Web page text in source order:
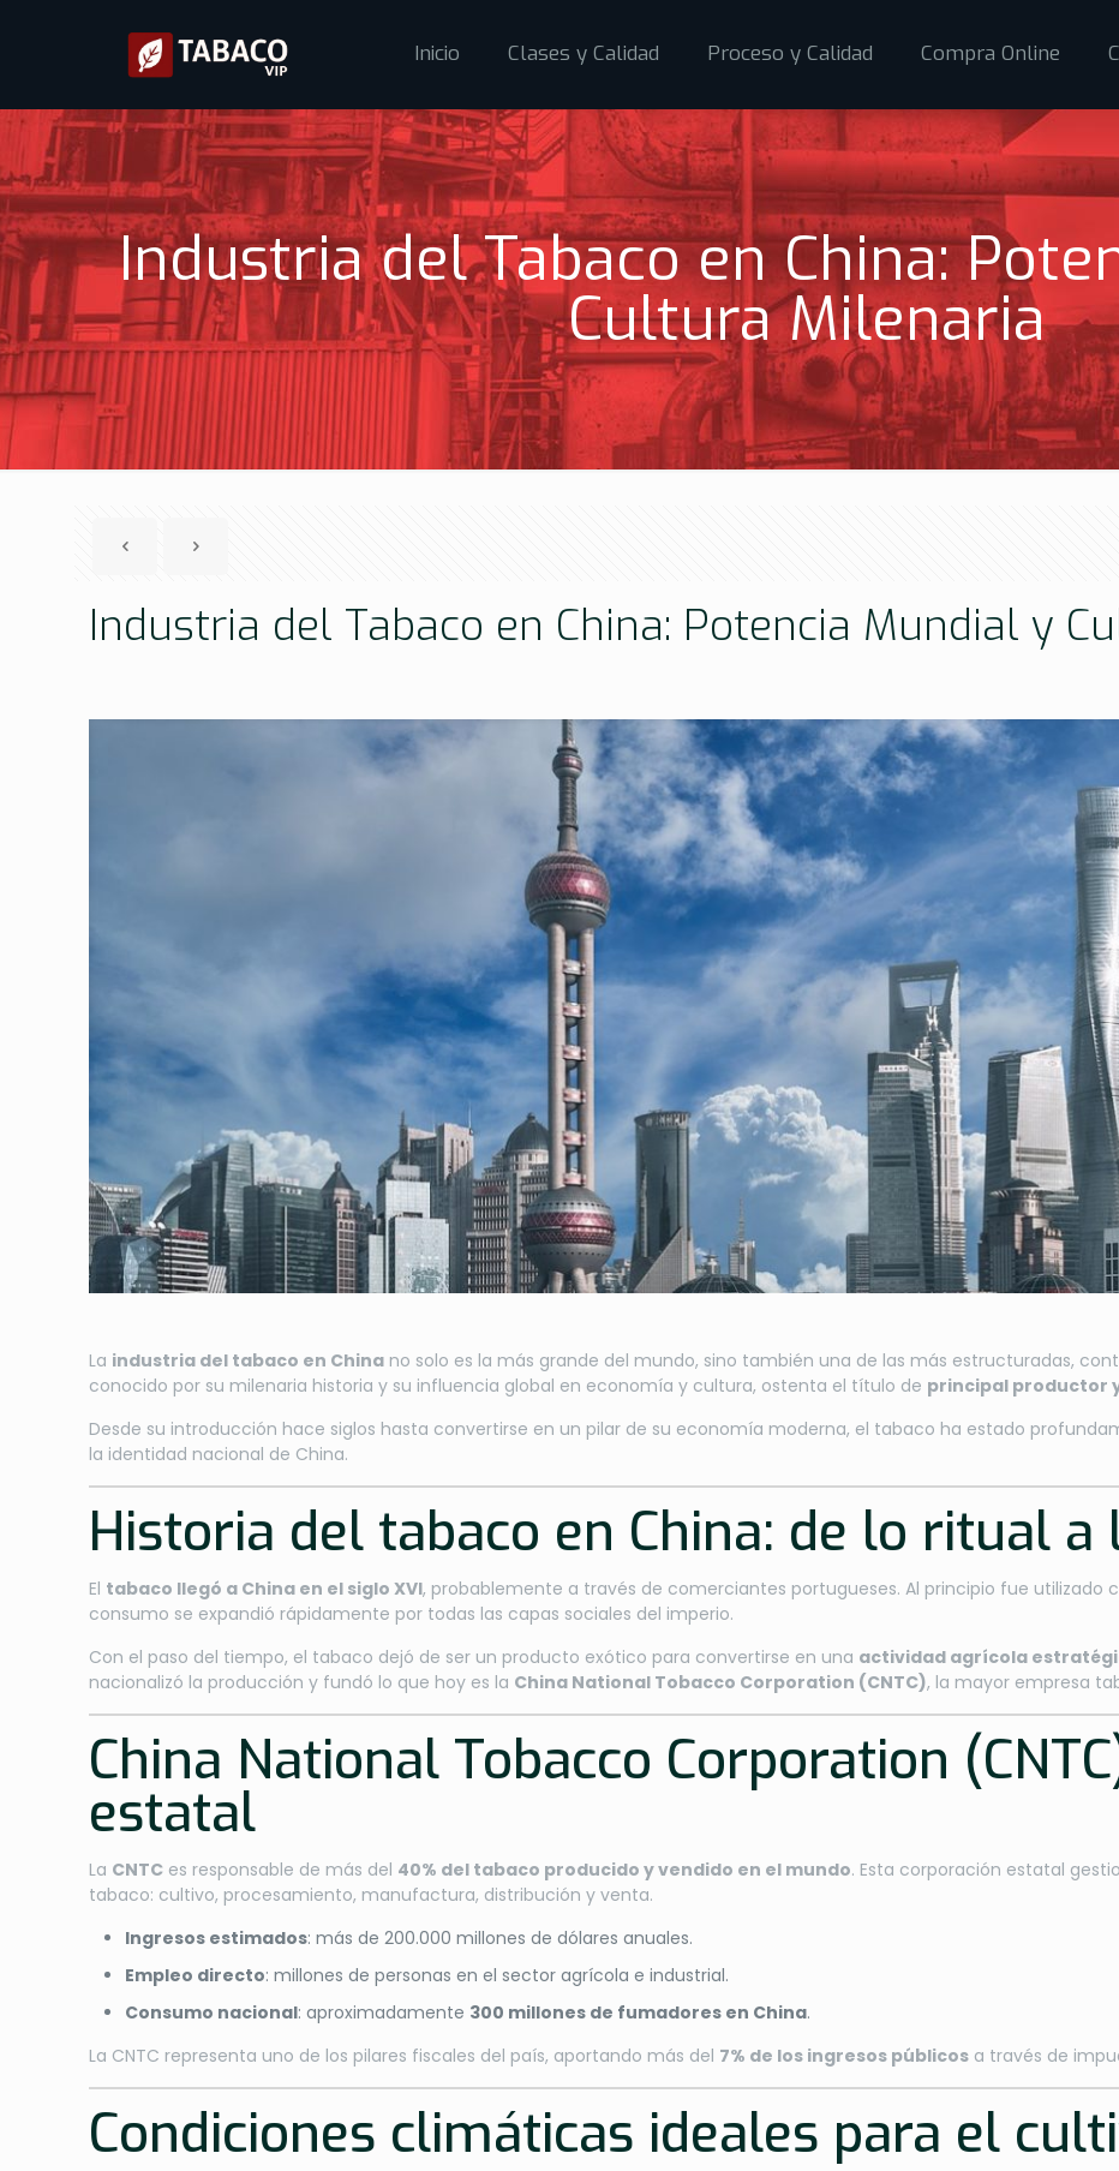
Inicio Clases y Calidad Proceso y Calidad Compra Online
Industria del Tabaco en China:
Cultura Milenaria
Industria del Tabaco en China: Potencia Mundial y
La industria del tabaco en China no solo es la más grande del mundo, sino también una de las más estructuradas,
conocido por su milenaria historia y su influencia global en economía y cultura, ostenta el título de principal productor
Desde su introducción hace siglos hasta convertirse en un pilar de su economía moderna, el tabaco ha estado
la identidad nacional de China.
Historia del tabaco en China: de lo ritual a
El tabaco llegó a China en el siglo XVI, probablemente a través de comerciantes portugueses. Al principio fue utilizado
consumo se expandió rápidamente por todas las capas sociales del imperio.
Con el paso del tiempo, el tabaco dejó de ser un producto exótico para convertirse en una actividad agrícola
nacionalizó la producción y fundó lo que hoy es la China National Tobacco Corporation (CNTC), la mayor empresa
China National Tobacco Corporation
estatal
La CNTC es responsable de más del 40% del tabaco producido y vendido en el mundo. Esta corporación estatal
tabaco: cultivo, procesamiento, manufactura, distribución y venta.
Ingresos estimados: más de 200.000 millones de dólares anuales.
Empleo directo: millones de personas en el sector agrícola e industrial.
Consumo nacional: aproximadamente 300 millones de fumadores en China.
La CNTC representa uno de los pilares fiscales del país, aportando más del 7% de los ingresos públicos a través de
Condiciones climáticas ideales para el